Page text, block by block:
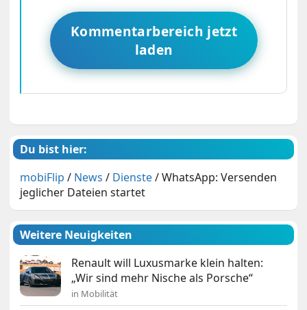
Kommentarbereich jetzt
laden
Du bist hier:
mobiFlip / News / Dienste/WhatsApp: Versenden
jeglicher Dateien startet
Weitere Neuigkeiten
Renault will Luxusmarke klein halten:
„Wir sind mehr Nische als Porsche“
in Mobilität